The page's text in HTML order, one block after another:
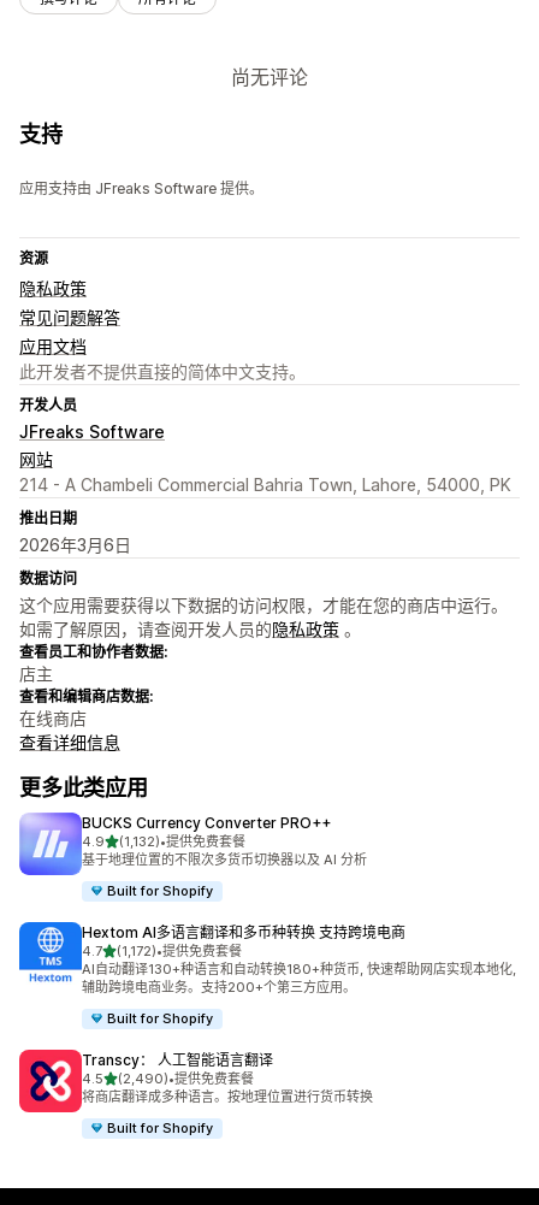
尚无评论
支持
应用支持由 JFreaks Software 提供。
资源
隐私政策
常见问题解答
应用文档
此开发者不提供直接的简体中文支持。
开发人员
JFreaks Software
网站
214 - A Chambeli Commercial Bahria Town, Lahore, 54000, PK
推出日期
2026年3月6日
数据访问
这个应用需要获得以下数据的访问权限，才能在您的商店中运行。
如需了解原因，请查阅开发人员的隐私政策 。
查看员工和协作者数据:
店主
查看和编辑商店数据:
在线商店
查看详细信息
更多此类应用
BUCKS Currency Converter PRO++
4.9星（满分 5 星）
(1,132)
总共 1132 条评论
•提供免费套餐
基于地理位置的不限次多货币切换器以及 AI 分析
Built for Shopify
Hextom AI多语言翻译和多币种转换 支持跨境电商
4.7星（满分 5 星）
(1,172)
总共 1172 条评论
•提供免费套餐
AI自动翻译130+种语言和自动转换180+种货币, 快速帮助网店实现本地化,
辅助跨境电商业务。支持200+个第三方应用。
Built for Shopify
Transcy： 人工智能语言翻译
4.5星（满分 5 星）
(2,490)
总共 2490 条评论
•提供免费套餐
将商店翻译成多种语言。按地理位置进行货币转换
Built for Shopify